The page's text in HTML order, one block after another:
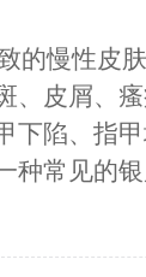
的慢性皮
、皮屑、
下陷、指
种常见的